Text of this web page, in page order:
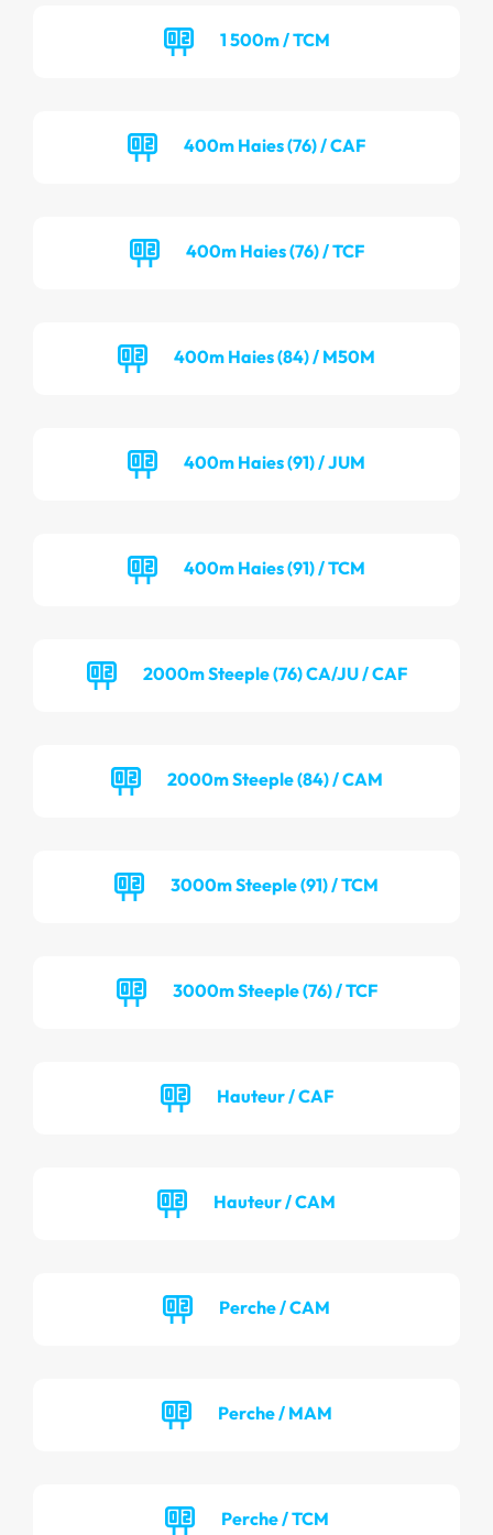
1 500m / TCM
400m Haies (76) / CAF
400m Haies (76) / TCF
400m Haies (84) / M50M
400m Haies (91) / JUM
400m Haies (91) / TCM
2000m Steeple (76) CA/JU / CAF
2000m Steeple (84) / CAM
3000m Steeple (91) / TCM
3000m Steeple (76) / TCF
Hauteur / CAF
Hauteur / CAM
Perche / CAM
Perche / MAM
Perche / TCM